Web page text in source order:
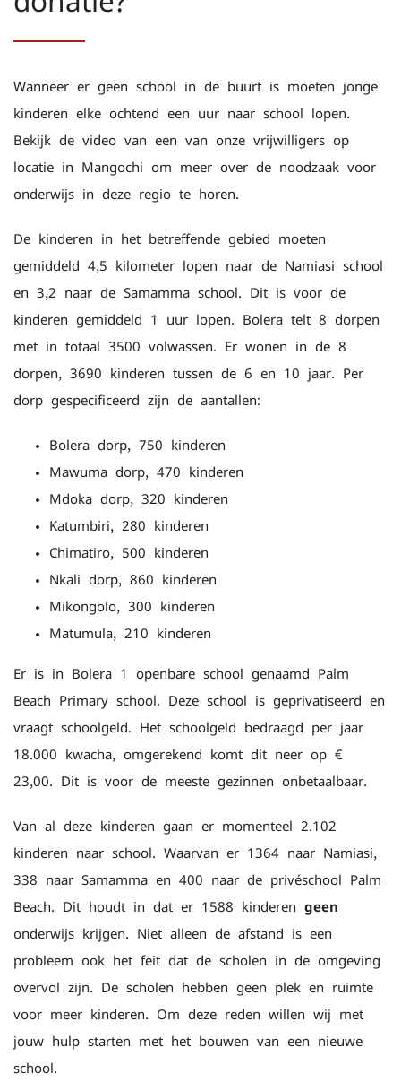
Wanneer er geen school in de buurt is moeten jonge
kinderen elke ochtend een uur naar school lopen.
Bekijk de video van een van onze vrijwilligers op
locatie in Mangochi om meer over de noodzaak voor
onderwijs in deze regio te horen.
De kinderen in het betreffende gebied moeten
gemiddeld 4,5 kilometer lopen naar de Namiasi school
en 3,2 naar de Samamma school. Dit is voor de
kinderen gemiddeld 1 uur lopen. Bolera telt 8 dorpen
met in totaal 3500 volwassen. Er wonen in de 8
dorpen, 3690 kinderen tussen de 6 en 10 jaar. Per
dorp gespecificeerd zijn de aantallen:
Bolera dorp, 750 kinderen
Mawuma dorp, 470 kinderen
Mdoka dorp, 320 kinderen
Katumbiri, 280 kinderen
Chimatiro, 500 kinderen
Nkali dorp, 860 kinderen
Mikongolo, 300 kinderen
Matumula, 210 kinderen
Er is in Bolera 1 openbare school genaamd Palm
Beach Primary school. Deze school is geprivatiseerd en
vraagt schoolgeld. Het schoolgeld bedraagd per jaar
18.000 kwacha, omgerekend komt dit neer op €
23,00. Dit is voor de meeste gezinnen onbetaalbaar.
Van al deze kinderen gaan er momenteel 2.102
kinderen naar school. Waarvan er 1364 naar Namiasi,
338 naar Samamma en 400 naar de privéschool Palm
Beach. Dit houdt in dat er 1588 kinderen geen
onderwijs krijgen. Niet alleen de afstand is een
probleem ook het feit dat de scholen in de omgeving
overvol zijn. De scholen hebben geen plek en ruimte
voor meer kinderen. Om deze reden willen wij met
jouw hulp starten met het bouwen van een nieuwe
school.